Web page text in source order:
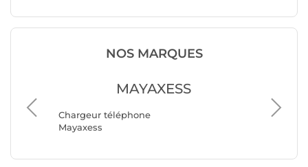
NOS MARQUES
MAYAXESS
Chargeur téléphone
Mayaxess
Belkin